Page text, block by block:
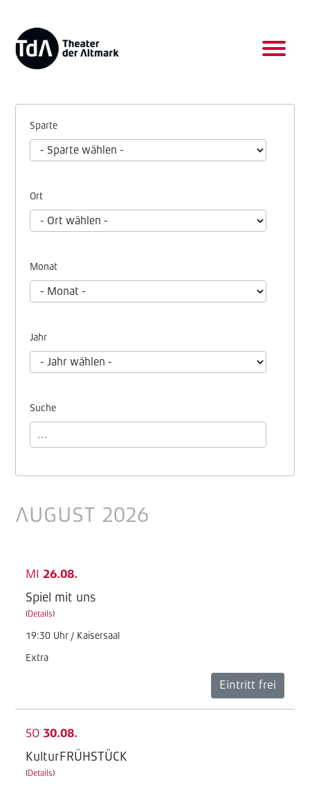
Sparte
Ort
Monat
Jahr
Suche
AUGUST 2026
MI 26.08.
Spiel mit uns
(Details)
19:30 Uhr / Kaisersaal
Extra
Eintritt frei
SO 30.08.
KulturFRÜHSTÜCK
(Details)